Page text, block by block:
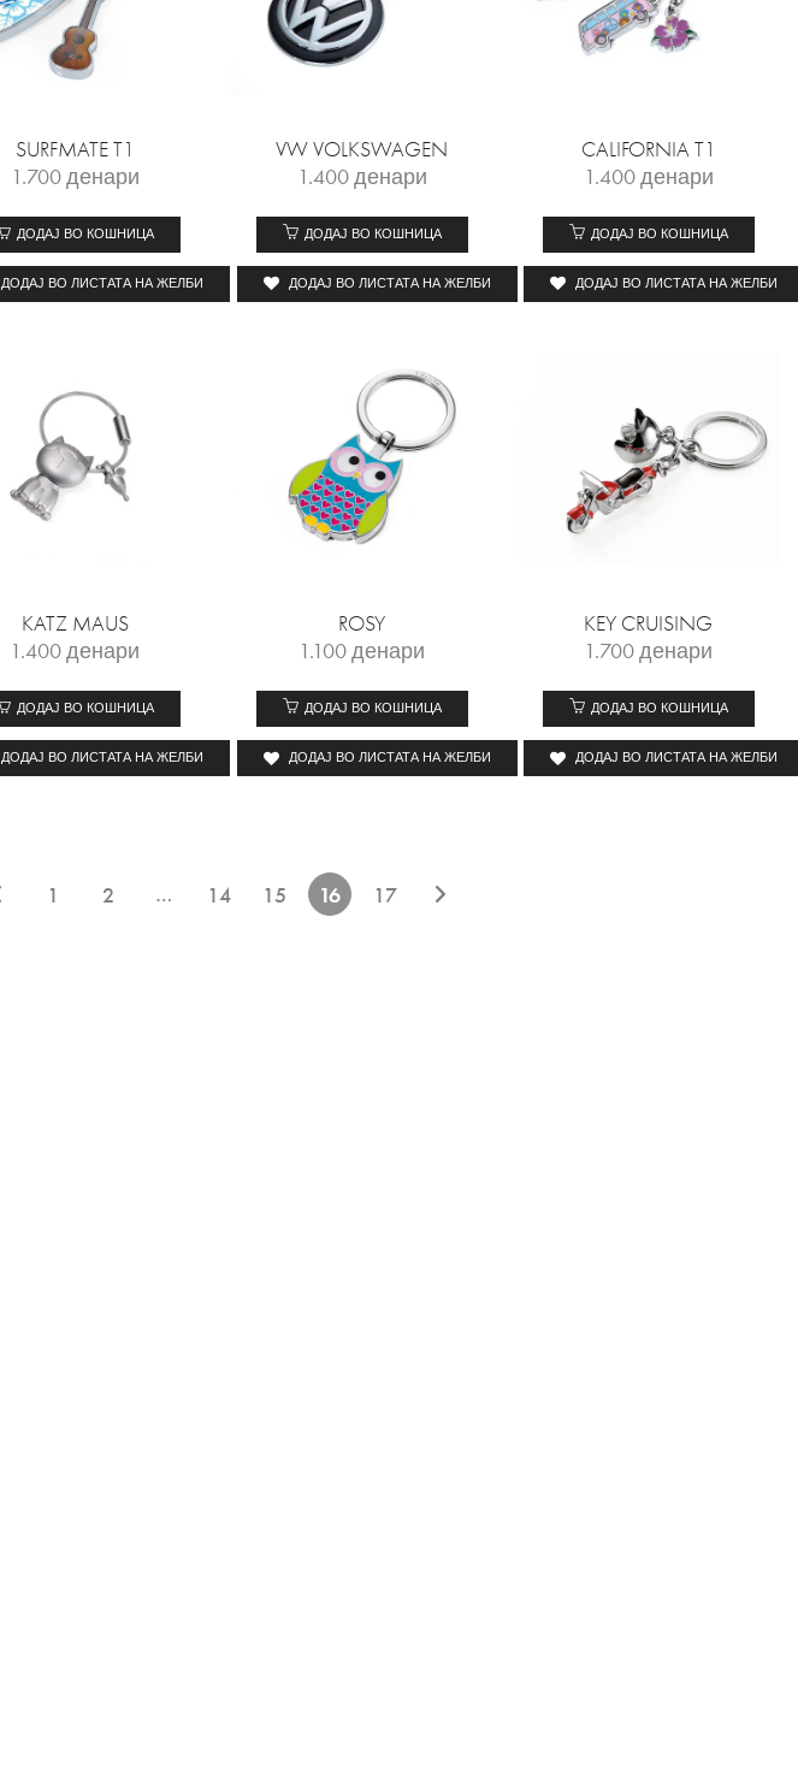
SURFMATE T1
1.700денари
ДОДАЈ ВО КОШНИЦА
ДОДАЈ ВО ЛИСТАТА НА ЖЕЛБИ
VW VOLKSWAGEN
1.400денари
ДОДАЈ ВО КОШНИЦА
ДОДАЈ ВО ЛИСТАТА НА ЖЕЛБИ
CALIFORNIA T1
1.400денари
ДОДАЈ ВО КОШНИЦА
ДОДАЈ ВО ЛИСТАТА НА ЖЕЛБИ
KATZ MAUS
1.400денари
ДОДАЈ ВО КОШНИЦА
ДОДАЈ ВО ЛИСТАТА НА ЖЕЛБИ
ROSY
1.100денари
ДОДАЈ ВО КОШНИЦА
ДОДАЈ ВО ЛИСТАТА НА ЖЕЛБИ
KEY CRUISING
1.700денари
ДОДАЈ ВО КОШНИЦА
ДОДАЈ ВО ЛИСТАТА НА ЖЕЛБИ
1 2 … 14 15 16 17